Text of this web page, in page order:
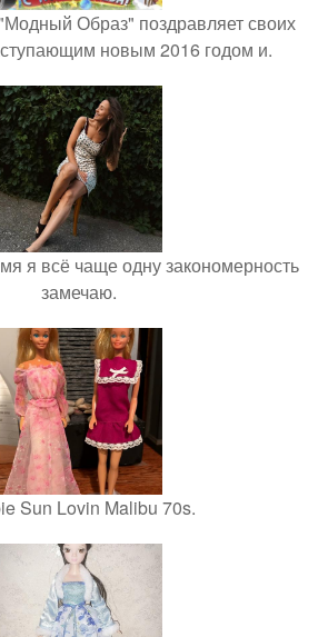
Образ" поздравляет своих
новым 2016 годом и.
я всё чаще одну закономерность
замечаю.
Sun Lovin Malibu 70s.